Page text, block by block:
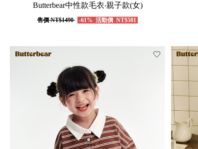
Butterbear中性款毛衣‧親子款(女)
售價NT$1490 -61% 活動價 NT$581